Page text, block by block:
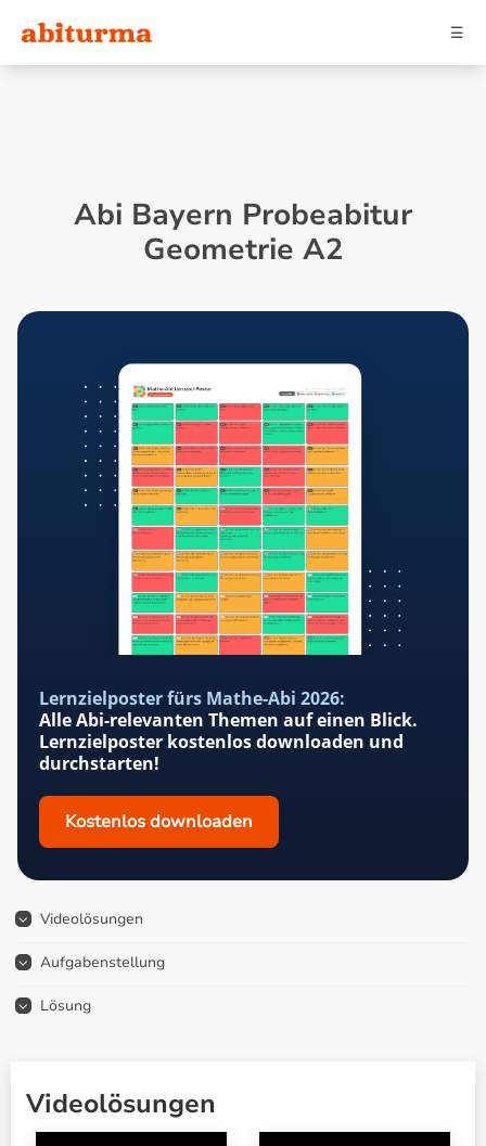
☰
Abi Bayern Probeabitur
Geometrie A2
Lernzielposter fürs Mathe-Abi 2026:
Alle Abi-relevanten Themen auf einen Blick.
Lernzielposter kostenlos downloaden und
durchstarten!
Kostenlos downloaden
Videolösungen
Aufgabenstellung
Lösung
Videolösungen